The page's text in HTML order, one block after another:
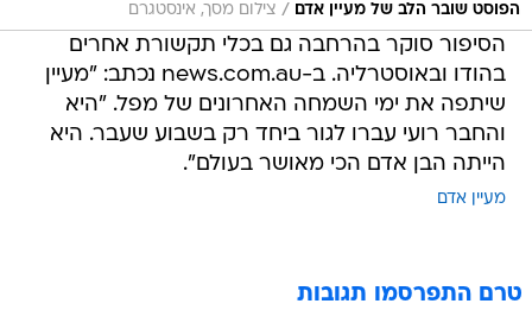
הפוסט שובר הלב של מעיין אדם / צילום מסך, אינסטגרם
הסיפור סוקר בהרחבה גם בכלי תקשורת אחרים
בהודו ובאוסטרליה. ב-news.com.au נכתב: "מעיין
שיתפה את ימי השמחה האחרונים של מפל. "היא
והחבר רועי עברו לגור ביחד רק בשבוע שעבר. היא
הייתה הבן אדם הכי מאושר בעולם".
מעיין אדם
טרם התפרסמו תגובות